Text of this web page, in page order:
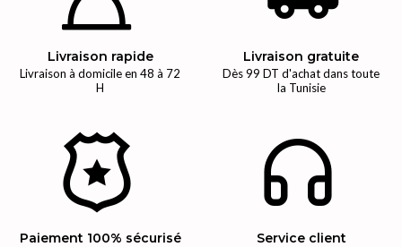
Livraison rapide
Livraison à domicile en 48 à 72
H
Livraison gratuite
Dès 99 DT d'achat dans toute
la Tunisie
Paiement 100% sécurisé Service client